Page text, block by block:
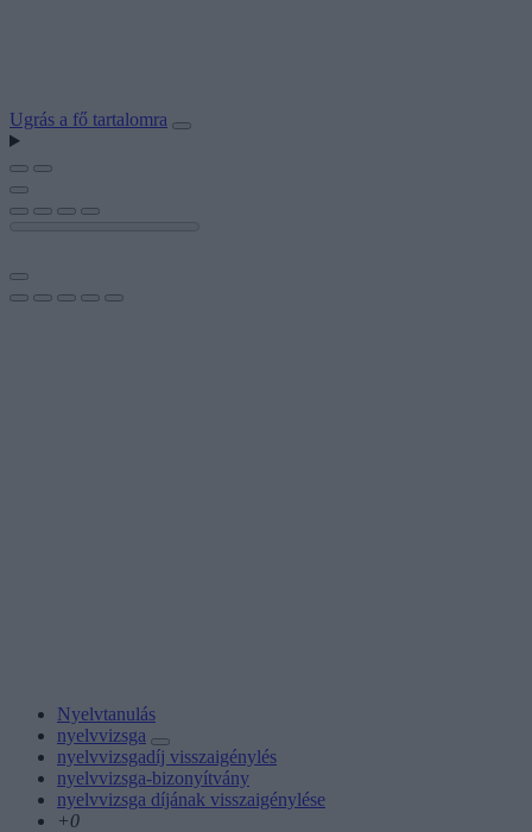
Ugrás a fő tartalomra
Nyelvtanulás
nyelvvizsga
nyelvvizsgadíj visszaigénylés
nyelvvizsga-bizonyítvány
nyelvvizsga díjának visszaigénylése
+0